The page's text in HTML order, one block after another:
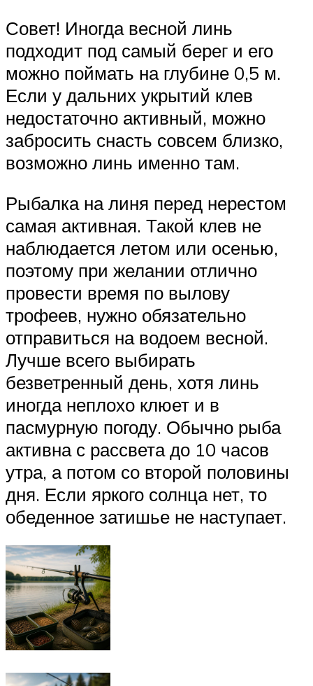
Совет! Иногда весной линь
подходит под самый берег и его
можно поймать на глубине 0,5 м.
Если у дальних укрытий клев
недостаточно активный, можно
забросить снасть совсем близко,
возможно линь именно там.
Рыбалка на линя перед нерестом
самая активная. Такой клев не
наблюдается летом или осенью,
поэтому при желании отлично
провести время по вылову
трофеев, нужно обязательно
отправиться на водоем весной.
Лучше всего выбирать
безветренный день, хотя линь
иногда неплохо клюет и в
пасмурную погоду. Обычно рыба
активна с рассвета до 10 часов
утра, а потом со второй половины
дня. Если яркого солнца нет, то
обеденное затишье не наступает.